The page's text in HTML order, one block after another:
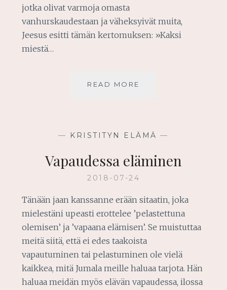
jotka olivat varmoja omasta
vanhurskaudestaan ja väheksyivät muita,
Jeesus esitti tämän kertomuksen: »Kaksi
miestä…
READ MORE
— KRISTITYN ELÄMÄ —
Vapaudessa eläminen
2018-07-24
Tänään jaan kanssanne erään sitaatin, joka
mielestäni upeasti erottelee ’pelastettuna
olemisen’ ja ’vapaana elämisen’. Se muistuttaa
meitä siitä, että ei edes taakoista
vapautuminen tai pelastuminen ole vielä
kaikkea, mitä Jumala meille haluaa tarjota. Hän
haluaa meidän myös elävän vapaudessa, ilossa